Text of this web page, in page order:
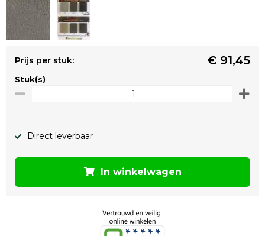
Prijs per stuk: € 91,45
Stuk(s)
Direct leverbaar
In winkelwagen